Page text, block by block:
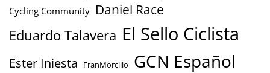
Cycling Community Daniel Race
Eduardo Talavera El Sello Ciclista
Ester Iniesta FranMorcillo GCN Español